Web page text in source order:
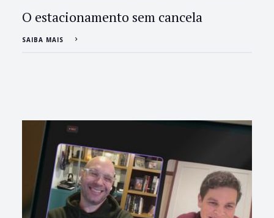
O estacionamento sem cancela
SAIBA MAIS